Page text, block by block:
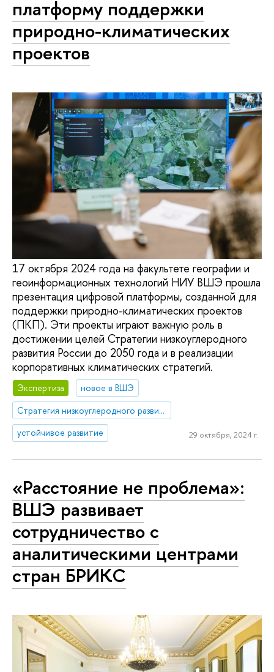
платформу поддержки
природно-климатических
проектов
17 октября 2024 года на факультете географии и
геоинформационных технологий НИУ ВШЭ прошла
презентация цифровой платформы, созданной для
поддержки природно-климатических проектов
(ПКП). Эти проекты играют важную роль в
достижении целей Стратегии низкоуглеродного
развития России до 2050 года и в реализации
корпоративных климатических стратегий.
Экспертиза
новое в ВШЭ
Стратегия низкоуглеродного развития России
устойчивое развитие
29 октября, 2024 г.
«Расстояние не проблема»:
ВШЭ развивает
сотрудничество с
аналитическими центрами
стран БРИКС